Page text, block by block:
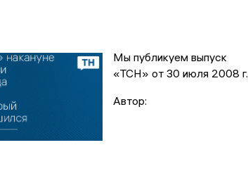
Мы публикуем выпуск
«ТСН» от 30 июля 2008 г.
Автор: